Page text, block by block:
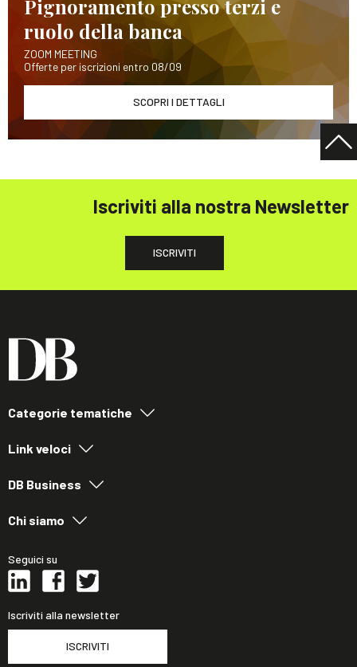
Pignoramento presso terzi e
ruolo della banca
ZOOM MEETING
Offerte per iscrizioni entro 08/09
SCOPRI I DETTAGLI
Iscriviti alla nostra Newsletter
ISCRIVITI
Categorie tematiche
Link veloci
DB Business
Chi siamo
Seguici su
Iscriviti alla newsletter
ISCRIVITI